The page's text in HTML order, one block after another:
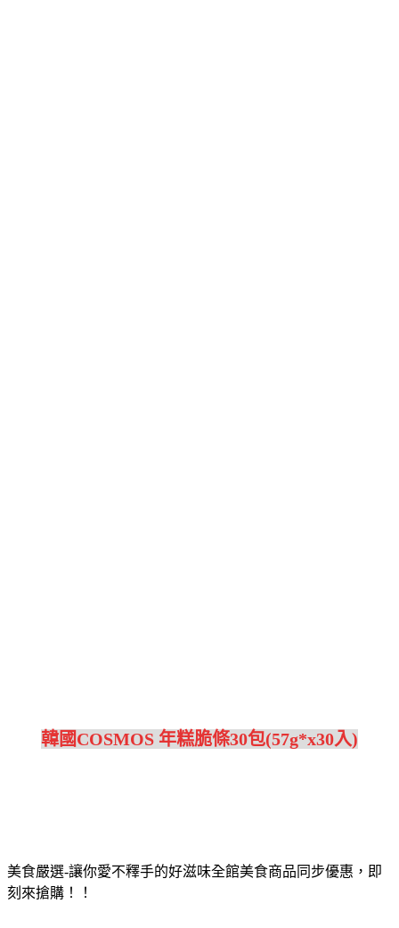
韓國COSMOS 年糕脆條30包(57g*x30入)
美食嚴選-讓你愛不釋手的好滋味全館美食商品同步優惠，即
刻來搶購！！